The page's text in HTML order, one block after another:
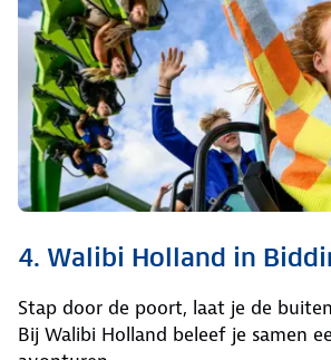
4. Walibi Holland in
Stap door de poort, laat je de
Bij Walibi Holland beleef je samen